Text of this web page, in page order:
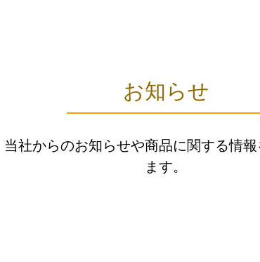
お知らせ
当社からのお知らせや商品に関する情
ます。